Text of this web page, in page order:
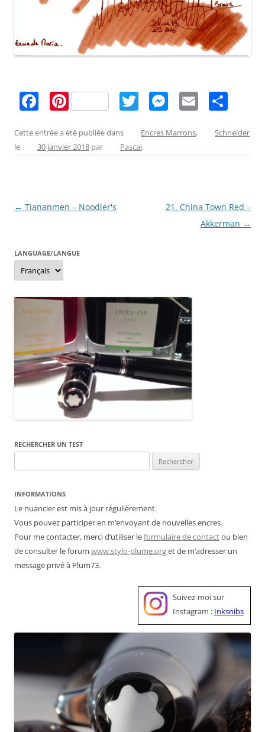
c
e
o
Pi
er
e
T
itt
er
M
ss
er
E
ta
Cette entrée a été publiée dans Encres Marrons,
Schneider
le
30 janvier 2018 par Pascal.
Navigation
← Tiananmen – Noodler's
21. China Town Red –
Akkerman →
LANGUAGE/LANGUE
Language/langue
RECHERCHER UN TEST
INFORMATIONS
Le nuancier est mis à jour régulièrement.
Vous pouvez participer en m’envoyant de nouvelles encres.
Pour me contacter, merci d’utiliser leformulaire de contactou bien
de consulter le forum www.stylo-plume.orget de m’adresser un
message privé à Plum73.
Suivez-moi sur
Instagram : Inksnibs